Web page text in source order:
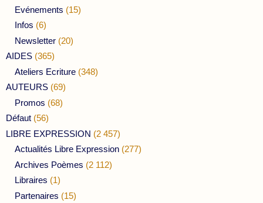
Evénements (15)
Infos (6)
Newsletter (20)
AIDES (365)
Ateliers Ecriture (348)
AUTEURS (69)
Promos (68)
Défaut (56)
LIBRE EXPRESSION (2 457)
Actualités Libre Expression (277)
Archives Poèmes (2 112)
Libraires (1)
Partenaires (15)